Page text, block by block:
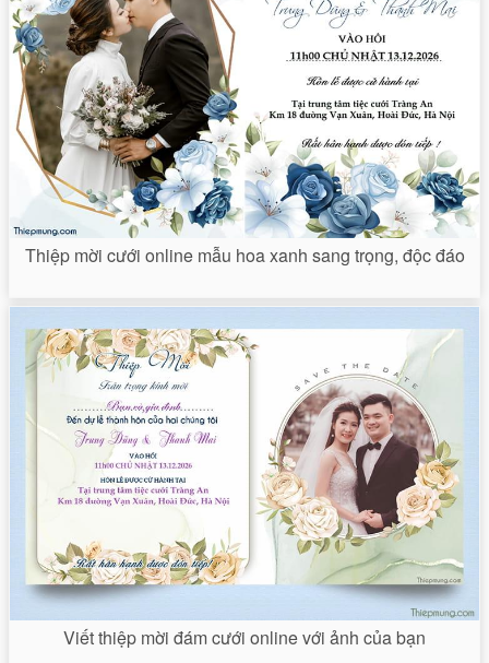
Thiệp mời cưới online mẫu hoa xanh sang trọng, độc đáo
Viết thiệp mời đám cưới online với ảnh của bạn